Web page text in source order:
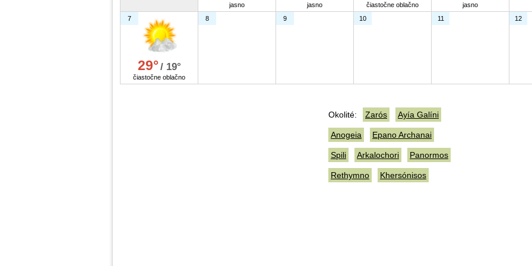
jasno jasno čiastočne oblačno jasno
7
29°/ 19°
čiastočne oblačno
8 9 10 11 12
Okolité: Zarós Ayía Galíni
Anogeia Epano Archanai
Spili Arkalochori Panormos
Rethymno Khersónisos